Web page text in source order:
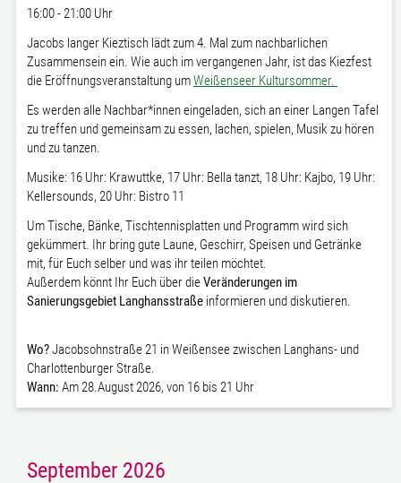
16:00 - 21:00 Uhr
Jacobs langer Kieztisch lädt zum 4. Mal zum nachbarlichen
Zusammensein ein. Wie auch im vergangenen Jahr, ist das Kiezfest
die Eröffnungsveranstaltung umWeißenseer Kultursommer.
Es werden alle Nachbar*innen eingeladen, sich an einer Langen Tafel
zu treffen und gemeinsam zu essen, lachen, spielen, Musik zu hören
und zu tanzen.
Musike: 16 Uhr: Krawuttke, 17 Uhr: Bella tanzt, 18 Uhr: Kajbo, 19 Uhr:
Kellersounds, 20 Uhr: Bistro 11
Um Tische, Bänke, Tischtennisplatten und Programm wird sich
gekümmert. Ihr bring gute Laune, Geschirr, Speisen und Getränke
mit, für Euch selber und was ihr teilen möchtet.
Außerdem könnt Ihr Euch über dieVeränderungen im
Sanierungsgebiet Langhansstraße informieren und diskutieren.
Wo?Jacobsohnstraße 21 in Weißensee zwischen Langhans- und
Charlottenburger Straße.
Wann: Am 28.August 2026, von 16 bis 21 Uhr
September 2026